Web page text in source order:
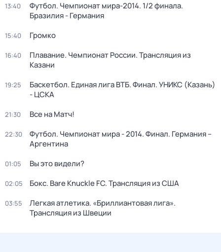
13:40
Футбол. Чемпионат мира-2014. 1/2 финала.
Бразилия - Германия
15:40 Громко
16:40
Плавание. Чемпионат России. Трансляция из
Казани
19:25
Баскетбол. Единая лига ВТБ. Финал. УНИКС (Казань)
- ЦСКА
21:30 Все на Матч!
22:30
Футбол. Чемпионат мира - 2014. Финал. Германия –
Аргентина
01:05 Вы это видели?
02:05 Бокс. Bare Knuckle FC. Трансляция из США
03:55
Легкая атлетика. «Бриллиантовая лига».
Трансляция из Швеции